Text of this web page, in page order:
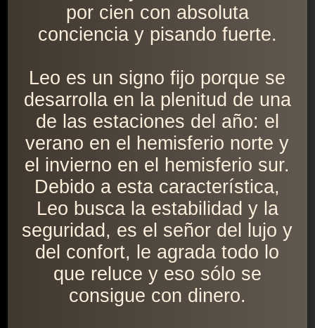
por cien con absoluta
conciencia y pisando fuerte.
Leo es un signo fijo porque se
desarrolla en la plenitud de una
de las estaciones del año: el
verano en el hemisferio norte y
el invierno en el hemisferio sur.
Debido a esta característica,
Leo busca la estabilidad y la
seguridad, es el señor del lujo y
del confort, le agrada todo lo
que reluce y eso sólo se
consigue con dinero.